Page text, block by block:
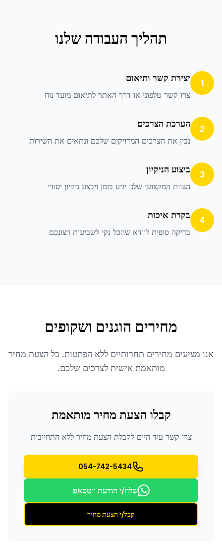
תהליך העבודה שלנו
1 יצירת קשר ותיאום
צרו קשר טלפוני או דרך האתר לתיאום מועד נוח
2 הערכת הצרכים
נבין את הצרכים המדויקים שלכם ונתאים את השירות
3 ביצוע הניקיון
הצוות המקצועי שלנו יגיע בזמן ויבצע ניקיון יסודי
4 בקרת איכות
בדיקה סופית לוודא שהכל נקי לשביעות רצונכם
מחירים הוגנים ושקופים
אנו מציעים מחירים תחרותיים ללא הפתעות. כל הצעת מחיר
מותאמת אישית לצרכים שלכם.
קבלו הצעת מחיר מותאמת
צרו קשר עוד היום לקבלת הצעת מחיר ללא התחייבות
054-742-5434
שלח/י הודעת ווטסאפ
קבל/י הצעת מחיר